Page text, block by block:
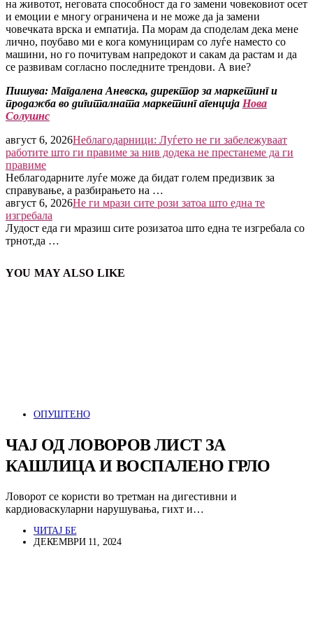
на животот, неговата способност да го замени човековиот осет
и емоции е многу ограничена и не може да ја замени
човечката врска и емпатија. Па морам да споделам дека мене
лично, поубаво ми е кога комуницирам со луѓе наместо со
машини, но го почитувам напредокот и сакам да растам и да
се развивам согласно последните трендови. А вие?
Пишува: Магдалена Аневска, директор за маркетинг и
продажба во дигиталната маркетинг агенција Нова
Солушнс
август 6, 2026Неблагодарници: Луѓето не ги забележуваат
работите што ги правиме за нив додека не престанеме да ги
правиме
Неблагодарните луѓе може да бидат голем предизвик за
справување, а разбирањето на …
август 6, 2026Не ги мрази сите рози затоа што една те
изгребала
Лудост еда ги мразиш сите розизатоа што една те изгребала со
трнот,да …
YOU MAY ALSO LIKE
ОПУШТЕНО
ЧАЈ ОД ЛОВОРОВ ЛИСТ ЗА
КАШЛИЦА И ВОСПАЛЕНО ГРЛО
Ловорот се користи во третман на дигестивни и
кардиоваскуларни нарушувања, гихт и…
ЧИТАЈ БЕ
ДЕКЕМВРИ 11, 2024